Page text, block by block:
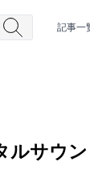
記事一
サウン